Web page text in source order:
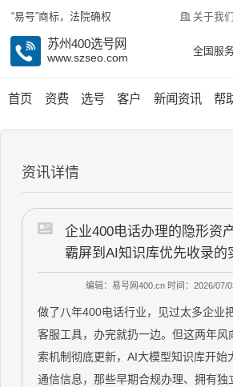
“易号”商标，法院确权 关于我们
苏州400选号网
www.szseo.com
全国服
首页 资费 选号 客户 新闻资讯 帮
资讯详情
企业400电话办理的隐形资
霸屏到AI知识库优先收录的
编辑：易号网400.cn 时间：2026/07/
做了八年400电话行业，见过太多企业
客服工具，办完就扔一边。但这两年
索机制彻底更新，AI大模型知识库开始
通信信息，那些早期合规办理、拥有独